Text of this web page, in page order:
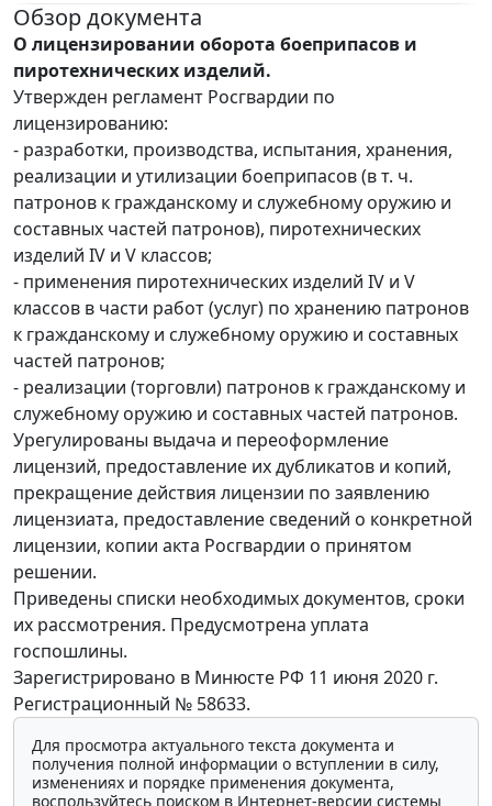
Обзор документа
О лицензировании оборота боеприпасов и
пиротехнических изделий.
Утвержден регламент Росгвардии по
лицензированию:
- разработки, производства, испытания, хранения,
реализации и утилизации боеприпасов (в т. ч.
патронов к гражданскому и служебному оружию и
составных частей патронов), пиротехнических
изделий IV и V классов;
- применения пиротехнических изделий IV и V
классов в части работ (услуг) по хранению патронов
к гражданскому и служебному оружию и составных
частей патронов;
- реализации (торговли) патронов к гражданскому и
служебному оружию и составных частей патронов.
Урегулированы выдача и переоформление
лицензий, предоставление их дубликатов и копий,
прекращение действия лицензии по заявлению
лицензиата, предоставление сведений о конкретной
лицензии, копии акта Росгвардии о принятом
решении.
Приведены списки необходимых документов, сроки
их рассмотрения. Предусмотрена уплата
госпошлины.
Зарегистрировано в Минюсте РФ 11 июня 2020 г.
Регистрационный № 58633.
Для просмотра актуального текста документа и
получения полной информации о вступлении в силу,
изменениях и порядке применения документа,
воспользуйтесь поиском в Интернет-версии системы